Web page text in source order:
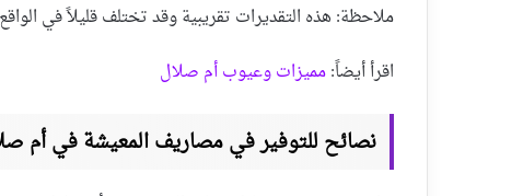
ملاحظة: هذه التقديرات تقريبية وقد تختلف قليلاً في
اقرأ أيضاً:مميزات وعيوب أم صلال
نصائح للتوفير في مصاريف المعيشة في أم